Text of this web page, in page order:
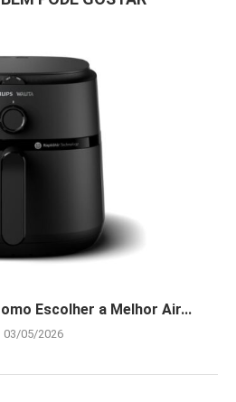
Escolher a Melhor Air...
03/05/2026